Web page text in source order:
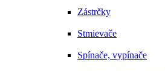
Zástrčky
Stmievače
Spínače, vypínače